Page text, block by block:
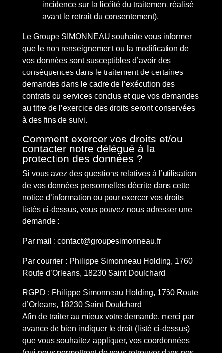
incidence sur la licéité du traitement réalisé
avant le retrait du consentement).
Le Groupe SIMONNEAU souhaite vous informer
que le non renseignement ou la modification de
vos données sont susceptibles d’avoir des
conséquences dans le traitement de certaines
demandes dans le cadre de l’exécution des
contrats ou services conclus et que vos demandes
au titre de l’exercice des droits seront conservées
à des fins de suivi.
Comment exercer vos droits et/ou
contacter notre délégué à la
protection des données ?
Si vous avez des questions relatives à l’utilisation
de vos données personnelles décrite dans cette
notice d’information ou pour exercer vos droits
listés ci-dessus, vous pouvez nous adresser une
demande :
Par mail : contact@groupesimonneau.fr
Par courrier : Philippe Simonneau Holding, 1760
Route d’Orleans, 18230 Saint Doulchard
RGPD : Philippe Simonneau Holding, 1760 Route
d’Orleans, 18230 Saint Doulchard
Afin de traiter au mieux votre demande, merci par
avance de bien indiquer le droit (listé ci-dessus)
que vous souhaitez appliquer, vos coordonnées